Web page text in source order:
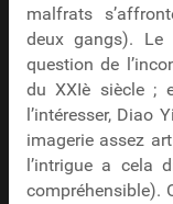
malfrats
deux gangs). Le
question de
du XXIè siècle ;
l’intéresser, Diao
imagerie assez
l’intrigue a cela
compréhensible).